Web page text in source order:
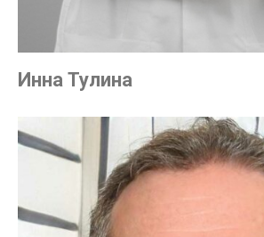
Инна Тулина